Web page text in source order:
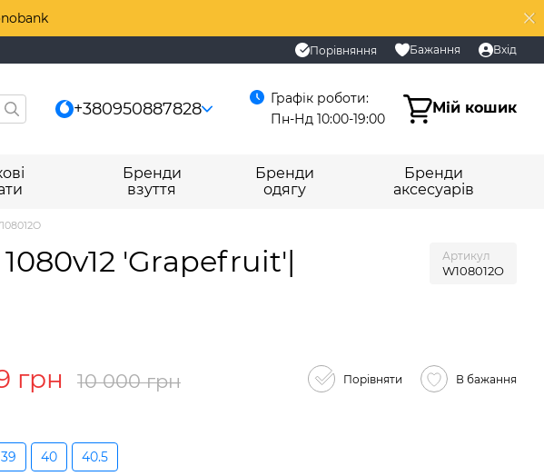
Порівняння Бажання Вхід
+380950887828
Графік роботи:
Пн-Нд 10:00-19:00
Мій кошик
Бренди
взуття
Бренди
одягу
Бренди
аксесуарів
'Grapefruit'|
Артикул
W108012O
грн 10 000 грн Порівняти В бажання
39 40 40.5